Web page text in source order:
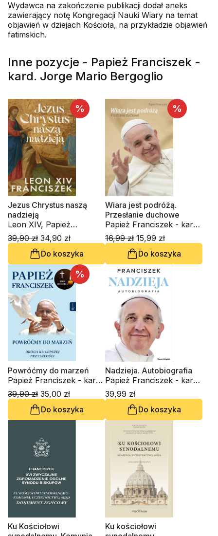
Wydawca na zakończenie publikacji dodał aneks
zawierający notę Kongregacji Nauki Wiary na temat
objawień w dziejach Kościoła, na przykładzie objawień
fatimskich.
Inne pozycje - Papież Franciszek -
kard. Jorge Mario Bergoglio
%
Jezus Chrystus naszą
nadzieją
Leon XIV, Papież
Franciszek - kard. Jorge
Mario Bergoglio
39,90 zł 34,90 zł
Do koszyka
%
Wiara jest podróżą.
Przesłanie duchowe
Papież Franciszek - kard.
Jorge Mario Bergoglio
16,99 zł 15,99 zł
Do koszyka
%
Powróćmy do marzeń
Papież Franciszek - kard.
Jorge Mario Bergoglio
39,90 zł 35,00 zł
Do koszyka
Nadzieja. Autobiografia
Papież Franciszek - kard.
Jorge Mario Bergoglio
39,99 zł
Do koszyka
Ku Kościołowi
Ku kościołowi